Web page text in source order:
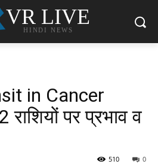
VR LIVE
HINDI NEWS
in Cancer
पर प्रभाव व
0
510